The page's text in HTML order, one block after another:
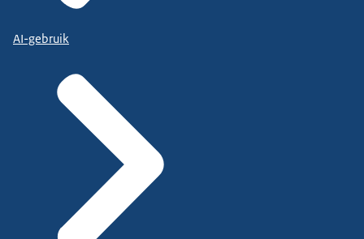
AI-gebruik